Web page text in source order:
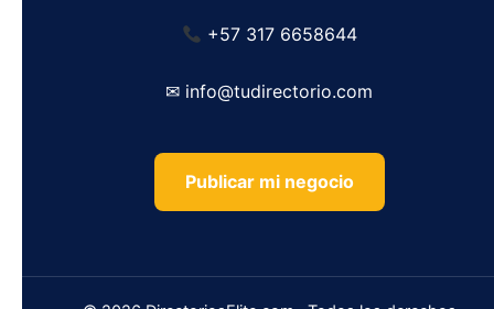
+57 317 6658644
✉ info@tudirectorio.com
Publicar mi negocio